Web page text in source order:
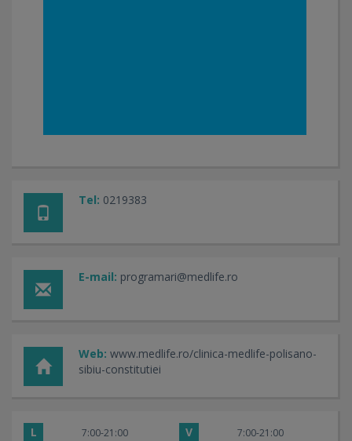
Tel: 0219383
E-mail: programari@medlife.ro
Web: www.medlife.ro/clinica-medlife-polisano-
sibiu-constitutiei
L 7:00-21:00 V 7:00-21:00